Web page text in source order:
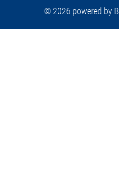
© 2026 powered by